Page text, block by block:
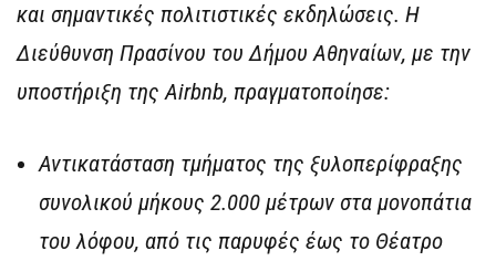
και σημαντικές πολιτιστικές εκδηλώσεις. Η
Διεύθυνση Πρασίνου του Δήμου Αθηναίων, με την
υποστήριξη της Airbnb, πραγματοποίησε:
Αντικατάσταση τμήματος της ξυλοπερίφραξης
συνολικού μήκους 2.000 μέτρων στα μονοπάτια
του λόφου, από τις παρυφές έως το Θέατρο